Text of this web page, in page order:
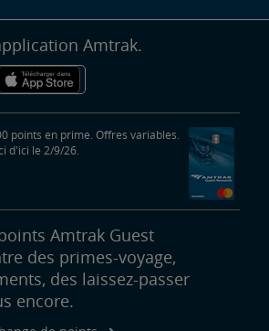
Amtrak.
points en prime. Offres variables.
d'ici le 2/9/26.
Amtrak Guest
des primes-voyage,
des laissez-passer
encore.